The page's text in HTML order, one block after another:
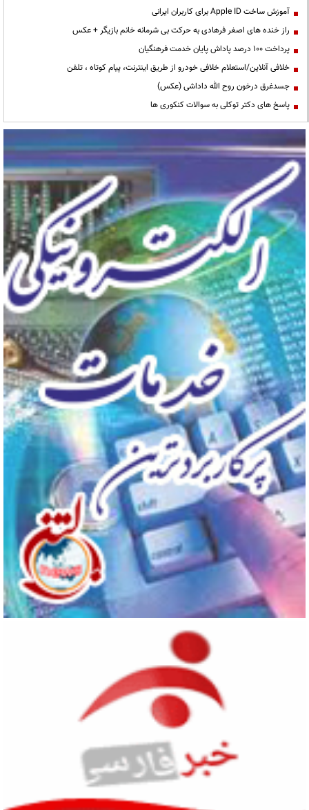
آموزش ساخت Apple ID برای کاربران ایرانی
راز خنده های اصغر فرهادی به حرکت بی شرمانه خانم بازیگر + عکس
پرداخت ۱۰۰ درصد پاداش پایان خدمت فرهنگیان
خلافی آنلاین/استعلام خلافی خودرو از طریق اینترنت، پیام کوتاه ، تلفن
جسدغرق درخون روح الله داداشی (عکس)
پاسخ های دکتر توکلی به سوالات کنکوری ها